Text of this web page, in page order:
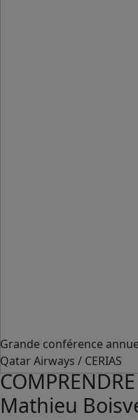
Grande conférence
Qatar Airways / CERIAS
Mathieu